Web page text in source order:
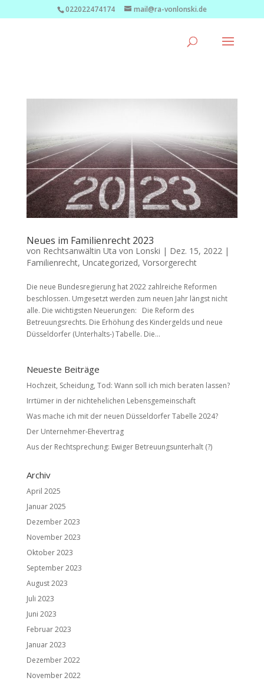
022022474174 mail@ra-vonlonski.de
Neues im Familienrecht 2023
von Rechtsanwältin Uta von Lonski | Dez. 15, 2022 |
Familienrecht, Uncategorized, Vorsorgerecht
Die neue Bundesregierung hat 2022 zahlreiche Reformen
beschlossen. Umgesetzt werden zum neuen Jahr längst nicht
alle. Die wichtigsten Neuerungen: Die Reform des
Betreuungsrechts. Die Erhöhung des Kindergelds und neue
Düsseldorfer (Unterhalts-) Tabelle. Die...
Neueste Beiträge
Hochzeit, Scheidung, Tod: Wann soll ich mich beraten lassen?
Irrtümer in der nichtehelichen Lebensgemeinschaft
Was mache ich mit der neuen Düsseldorfer Tabelle 2024?
Der Unternehmer-Ehevertrag
Aus der Rechtsprechung: Ewiger Betreuungsunterhalt (?)
Archiv
April 2025
Januar 2025
Dezember 2023
November 2023
Oktober 2023
September 2023
August 2023
Juli 2023
Juni 2023
Februar 2023
Januar 2023
Dezember 2022
November 2022